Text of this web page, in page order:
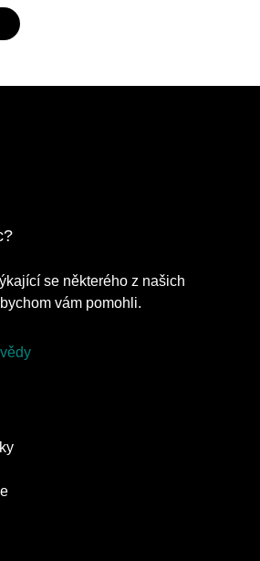
se některého z našich
vám pomohli.